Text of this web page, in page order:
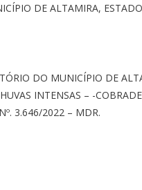
DE ALTAMIRA,
DO MUNICÍPIO DE
INTENSAS – -
3.646/2022 – MDR.